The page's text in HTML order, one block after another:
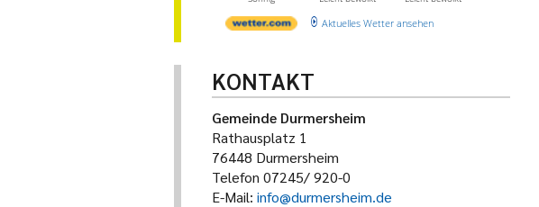
Aktuelles Wetter ansehen
KONTAKT
Gemeinde Durmersheim
Rathausplatz 1
76448 Durmersheim
Telefon 07245/ 920-0
E-Mail: info@durmersheim.de